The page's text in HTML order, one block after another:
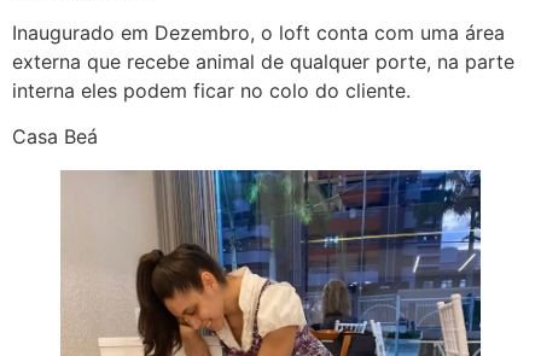
Inaugurado em Dezembro, o loft conta com uma área
externa que recebe animal de qualquer porte, na parte
interna eles podem ficar no colo do cliente.
Casa Beá